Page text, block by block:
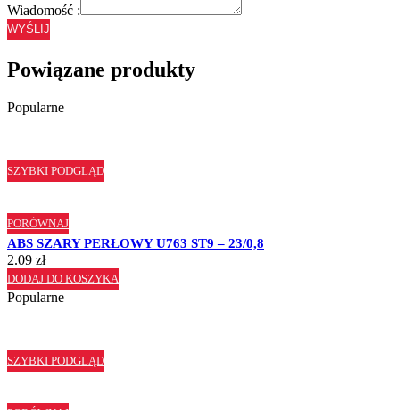
Wiadomość :
WYŚLIJ
Powiązane produkty
Popularne
SZYBKI PODGLĄD
PORÓWNAJ
ABS SZARY PERŁOWY U763 ST9 – 23/0,8
2.09 zł
DODAJ DO KOSZYKA
Popularne
SZYBKI PODGLĄD